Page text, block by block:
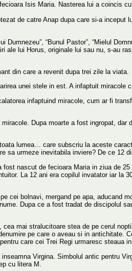
Isis Maria. Nasterea lui a coincis
de catre Anap dupa care si-a
Dumnezeu”, “Bunul Pastor”, “Mielul
lui Horus, originale lui sau nu, s-au
din care a revenit dupa trei zile la viata.
unei stele in est. A infaptuit miracole
infaptuind miracole, cum ar fi
Dupa moarte a fost ingropat, dar
lumea… care subscriu la aceste
sa urmeze inevitabila inviere? De ce 12
nascut de fecioara Maria in ziua de
La 12 ani era copilul invatator iar la
bolnavi, mergand pe apa, aducand
Dupa ce a fost tradat de discipolul
mai stralucitoare stea de pe cerul
pe care o aveau si in antichitate.
care cei Trei Regi urmaresc steaua
Virgina. Simbolul antic pentru
cu litera M.